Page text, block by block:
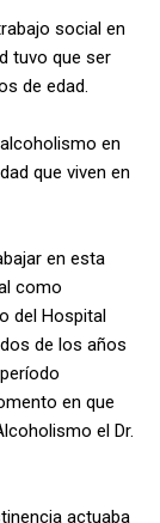
social en
tuvo que ser
de edad.
en
que viven en
en esta
como
del Hospital
de los años
en que
el Dr.
actuaba